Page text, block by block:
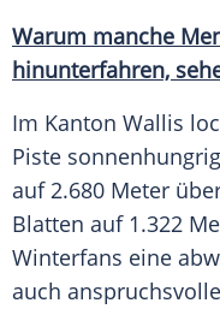
Warum manche
hinunterfahren,
Im Kanton Wallis
Piste
auf 2.680 Meter
Blatten auf 1.322
Winterfans eine
auch